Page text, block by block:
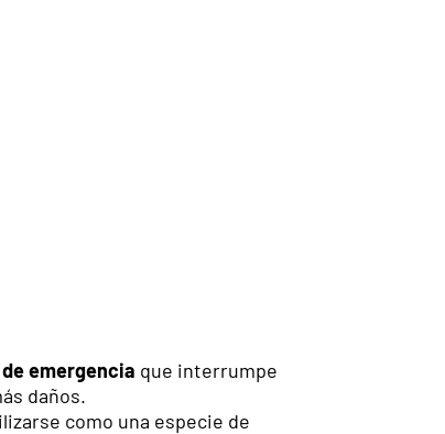
emergencia que interrumpe
daños.
como una especie de